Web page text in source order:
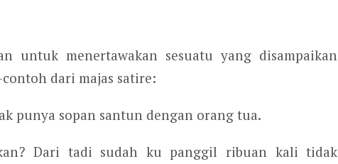
untuk menertawakan sesuatu yang disampaikan
dari majas satire:
punya sopan santun dengan orang tua.
Dari tadi sudah ku panggil ribuan kali tidak